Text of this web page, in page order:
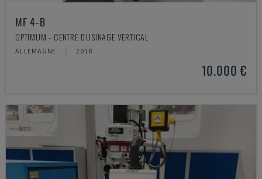
MF 4-B
OPTIMUM - CENTRE D'USINAGE VERTICAL
ALLEMAGNE 2018
10.000 €